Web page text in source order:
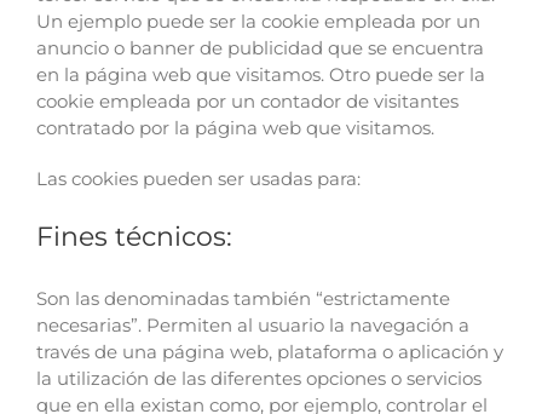
Un ejemplo puede ser la cookie empleada por un
anuncio o banner de publicidad que se encuentra
en la página web que visitamos. Otro puede ser la
cookie empleada por un contador de visitantes
contratado por la página web que visitamos.
Las cookies pueden ser usadas para:
Fines técnicos:
Son las denominadas también “estrictamente
necesarias”. Permiten al usuario la navegación a
través de una página web, plataforma o aplicación y
la utilización de las diferentes opciones o servicios
que en ella existan como, por ejemplo, controlar el